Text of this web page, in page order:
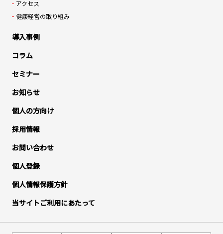
アクセス
健康経営の取り組み
導入事例
コラム
セミナー
お知らせ
個人の方向け
採用情報
お問い合わせ
個人登録
個人情報保護方針
当サイトご利用にあたって